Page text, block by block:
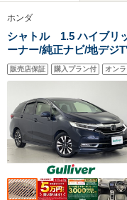
ホンダ
シャトル 1.5 ハイブリ
ーナー/純正ナビ/地デジ
クカメラ/ETC/前席シー
ティブクルーズコントロ
地仕様/LEDヘッドライ
販売店保証 購入プラン付 オン